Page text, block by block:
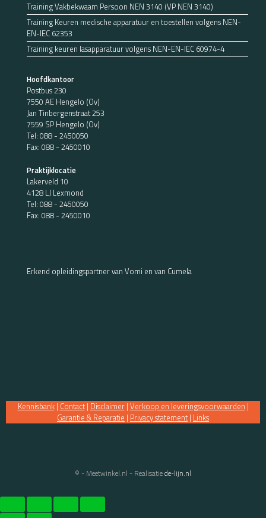
Training Vakbekwaam Persoon NEN 3140 (VP NEN 3140)
Training Keuren medische apparatuur en toestellen volgens NEN-
EN-IEC 62353
Training keuren lasapparatuur volgens NEN-EN-IEC 60974-4
Hoofdkantoor
Postbus 230
7550 AE Hengelo (Ov)
Jan Tinbergenstraat 253
7559 SP Hengelo (Ov)
Tel: 088 - 2450050
Fax: 088 - 2450010
Praktijklocatie
Lakerveld 10
4128 LJ Lexmond
Tel: 088 - 2450050
Fax: 088 - 2450010
Erkend opleidingspartner van Vomi en van Cumela
Kennisbank| Contact| Disclaimer| Verkoop en leveringsvoorwaarden |
Garantie & Reparatie | Privacy statement | Links
© - Meetwinkel.nl - Realisatiede-lijn.nl